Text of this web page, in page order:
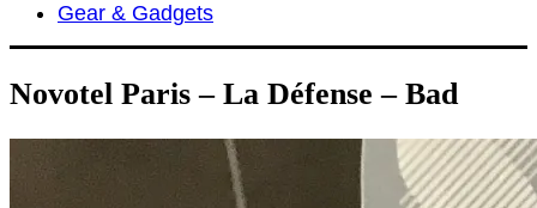
Gear & Gadgets
Novotel Paris – La Défense – Bad